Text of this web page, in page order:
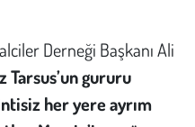
Derneği Başkanı Ali
Tarsus’un gururu
her yere ayrım